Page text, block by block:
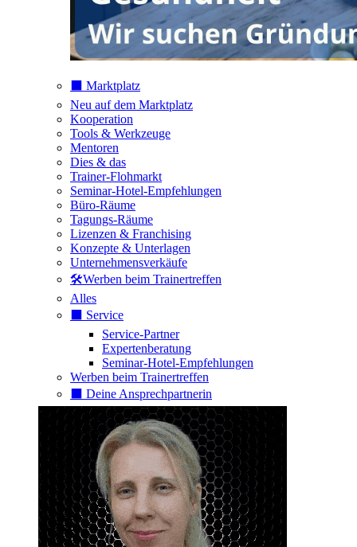
⬛️ Marktplatz
Neu auf dem Marktplatz
Kooperation
Tools & Werkzeuge
Mentoren
Dies & das
Trainer-Flohmarkt
Seminar-Hotel-Empfehlungen
Büro-Räume
Tagungs-Räume
Lizenzen & Franchising
Konzepte & Unterlagen
Unternehmensverkäufe
🛠️Werben beim Trainertreffen
Alles
⬛️ Service
Service-Partner
Expertenberatung
Seminar-Hotel-Empfehlungen
Werben beim Trainertreffen
⬛️ Deine Ansprechpartnerin